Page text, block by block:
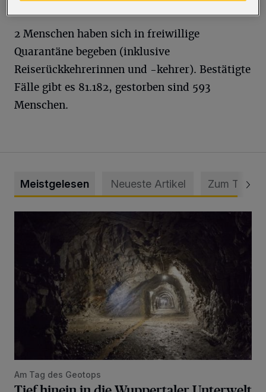
2 Menschen haben sich in freiwillige
Quarantäne begeben (inklusive
Reiserückkehrerinnen und -kehrer). Bestätigte
Fälle gibt es 81.182, gestorben sind 593
Menschen.
Meistgelesen Neueste Artikel Zum Thema
Am Tag des Geotops